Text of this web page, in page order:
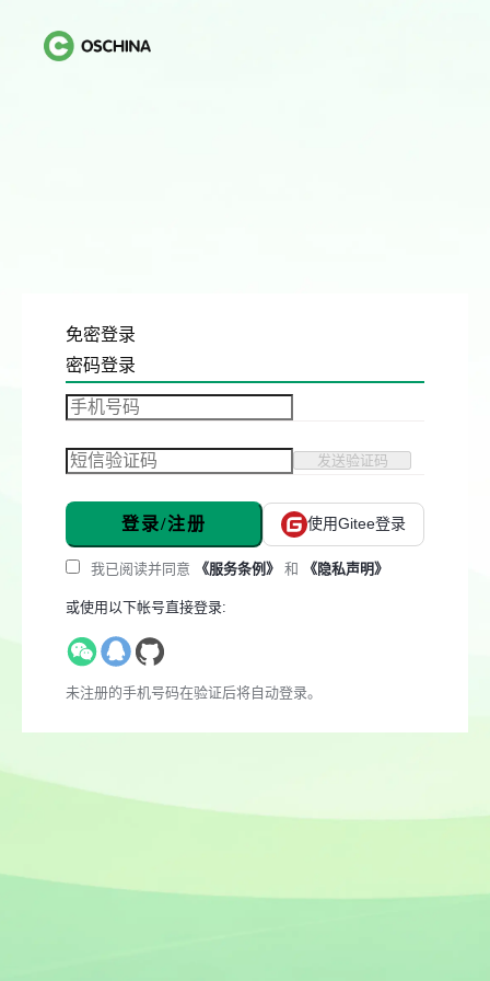
免密登录
密码登录
发送验证码
登录/注册 使用Gitee登录
我已阅读并同意 《服务条例》 和 《隐私声明》
或使用以下帐号直接登录:
未注册的手机号码在验证后将自动登录。